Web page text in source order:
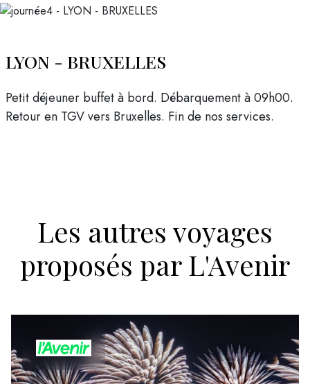
LYON - BRUXELLES
Petit déjeuner buffet à bord. Débarquement à 09h00.
Retour en TGV vers Bruxelles. Fin de nos services.
Les autres voyages
proposés par L'Avenir